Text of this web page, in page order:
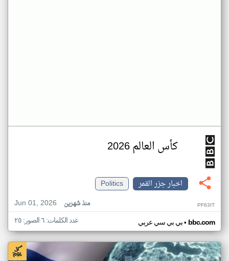
كأس العالم 2026
اخبار جزر القمر
Politics
Jun 01, 2026
منذ شهرين PF63IT
بي بي سي عربي• bbc.com عدد الكلمات: ٦ الصور: ٢٥